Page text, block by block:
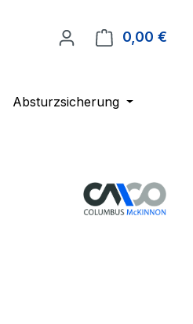
0,00 €
Absturzsicherung